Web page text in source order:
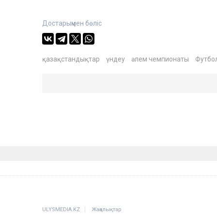
Достарыңмен бөліс
қазақстандықтар үндеу әлем чемпионаты
ULYSMEDIA.KZ Жаңалықтар